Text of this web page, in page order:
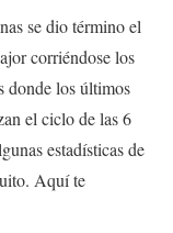
se dio término el
corriéndose los
donde los últimos
el ciclo de las 6
estadísticas de
Aquí te